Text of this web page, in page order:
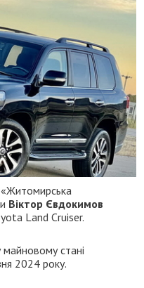
Віктор Євдокимов
Land Cruiser.
майновому стані
2024 року.